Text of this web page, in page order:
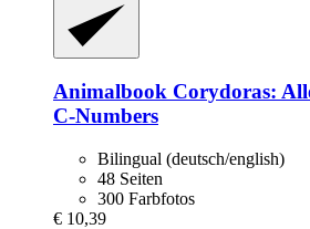
Animalbook Corydoras:
C-​Numbers
Bilingual (deutsch/english)
48 Seiten
300 Farbfotos
€ 10,39